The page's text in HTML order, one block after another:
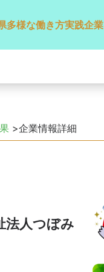
多様な働き方実践企業
>企業情報詳細
法人つぼみ